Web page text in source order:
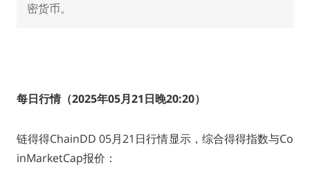
密货币。
每日行情（2025年05月21日晚20:20）
链得得ChainDD 05月21日行情显示，综合得得指数与Co
inMarketCap报价：